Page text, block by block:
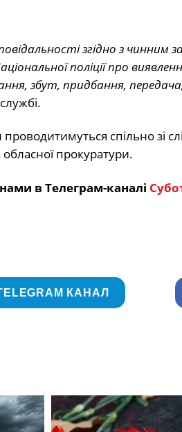
згідно з
поліції про
збут, придбання,
спільно зі
прокуратури.
в Телеграм-каналі
КАНАЛ